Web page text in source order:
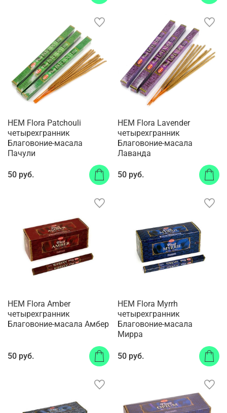
HEM Flora Patchouli
четырехгранник
Благовоние-масала
Пачули
50 руб.
HEM Flora Lavender
четырехгранник
Благовоние-масала
Лаванда
50 руб.
HEM Flora Amber
четырехгранник
Благовоние-масала Амбер
50 руб.
HEM Flora Myrrh
четырехгранник
Благовоние-масала
Мирра
50 руб.